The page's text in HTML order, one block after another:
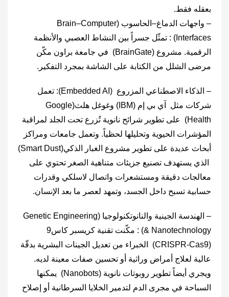
بعقله فقط.
– واجهات الدماغ–الحاسوب (‎Brain–Computer
Interfaces‎) : تمثّل جسراً بين النشاط العصبي والأنظمة
الرقمية. مشروع (‎BrainGate‎) في جامعة براون مكّن
مرضى الشلل من الكتابة على الشاشة بمجرد التفكير.
– الذكاء الاصطناعي المزروع (‎Embedded AI‎): تعمل
شركات مثل آي بي إم (IBM) وغوغل هلث(‎Google
Health‎) على تطوير شرائح نانوية تُزرع تحت الجلد لمراقبة
المؤشرات الحيوية وتحليلها لحظياً. وتعمل جامعات ومراكز
أبحاث عديدة على تطوير مشروع الغبار الذكي(‎Smart Dust‎)
الذي يستهدف تصنيع جزيئات متناهية الصغر تحتوي على
معالجات دقيقة ومستشعرات واتصال لاسلكي وقدرات
حسابية تسبح داخل الجسد، وتمهد لعصر ما بعد الإنسان.
– الهندسة الجينية والنانوتكنولوجيا (‎Genetic Engineering
& Nanotechnology‎) : مكّنت تقنية كريسبر كاس9
(‎CRISPR-Cas9‎) الخبراء من تعديل الجينات البشرية بدقّة
عالية لعلاج أمراض وراثية أو تحسين صفات معينة لديه.
ويجري أيضاً تطوير روبوتات نانوية (‎Nanobots‎) يمكنها
السباحة في مجرى الدم لتدمير الخلايا السرطانية أو إصلاح